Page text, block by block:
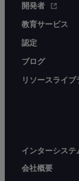
開発者
教育サービス
認定
ブログ
リソースライブ
インターシステ
会社概要